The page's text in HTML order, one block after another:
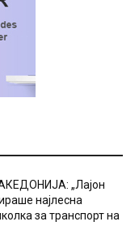
„Лајон
најлесна
за транспорт на